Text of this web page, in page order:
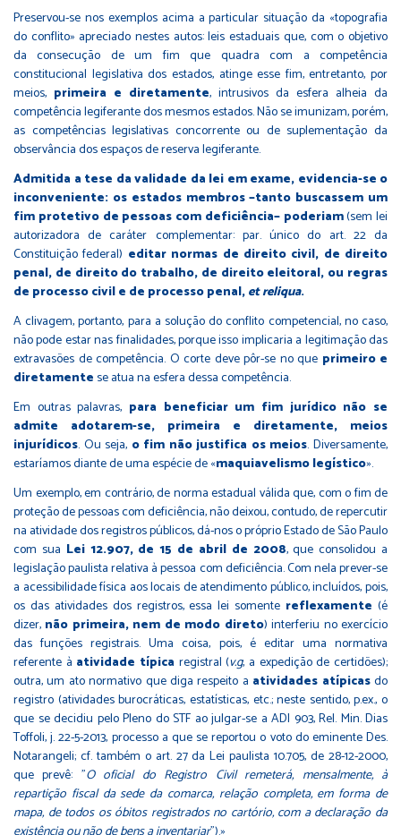
Preservou-se nos exemplos acima a particular situação da «topografia
do conflito» apreciado nestes autos: leis estaduais que, com o objetivo
da consecução de um fim que quadra com a competência
constitucional legislativa dos estados, atinge esse fim, entretanto, por
meios, primeira e diretamente, intrusivos da esfera alheia da
competência legiferante dos mesmos estados. Não se imunizam, porém,
as competências legislativas concorrente ou de suplementação da
observância dos espaços de reserva legiferante.
Admitida a tese da validade da lei em exame, evidencia-se o
inconveniente: os estados membros −tanto buscassem um
fim protetivo de pessoas com deficiência− poderiam(sem lei
autorizadora de caráter complementar: par. único do art. 22 da
Constituição federal) editar normas de direito civil, de direito
penal, de direito do trabalho, de direito eleitoral, ou regras
de processo civil e de processo penal,et reliqua.
A clivagem, portanto, para a solução do conflito competencial, no caso,
não pode estar nas finalidades, porque isso implicaria a legitimação das
extravasões de competência. O corte deve pôr-se no que primeiro e
diretamente se atua na esfera dessa competência.
Em outras palavras, para beneficiar um fim jurídico não se
admite adotarem-se, primeira e diretamente, meios
injurídicos. Ou seja, o fim não justifica os meios. Diversamente,
estaríamos diante de uma espécie de «maquiavelismo legístico».
Um exemplo, em contrário, de norma estadual válida que, com o fim de
proteção de pessoas com deficiência, não deixou, contudo, de repercutir
na atividade dos registros públicos, dá-nos o próprio Estado de São Paulo
com sua Lei 12.907, de 15 de abril de 2008, que consolidou a
legislação paulista relativa à pessoa com deficiência. Com nela prever-se
a acessibilidade física aos locais de atendimento público, incluídos, pois,
os das atividades dos registros, essa lei somente reflexamente (é
dizer, não primeira, nem de modo direto) interferiu no exercício
das funções registrais. Uma coisa, pois, é editar uma normativa
referente à atividade típica registral (v.g, a expedição de certidões);
outra, um ato normativo que diga respeito a atividades atípicasdo
registro (atividades burocráticas, estatísticas, etc.; neste sentido, p.ex., o
que se decidiu pelo Pleno do STF ao julgar-se a ADI 903, Rel. Min. Dias
Toffoli, j. 22-5-2013, processo a que se reportou o voto do eminente Des.
Notarangeli; cf. também o art. 27 da Lei paulista 10.705, de 28-12-2000,
que prevê: "O oficial do Registro Civil remeterá, mensalmente, à
repartição fiscal da sede da comarca, relação completa, em forma de
mapa, de todos os óbitos registrados no cartório, com a declaração da